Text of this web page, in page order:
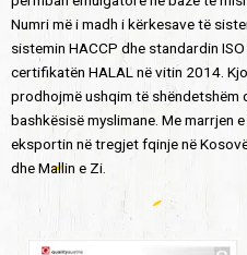
Numri më i madh i kërkesave të
sistemin HACCP dhe standardin
certifikatën HALAL në vitin 2014.
prodhojmë ushqim të
bashkësisë myslimane. Me marrjen
eksportin në tregjet fqinje në
dhe Mallin e Zi.